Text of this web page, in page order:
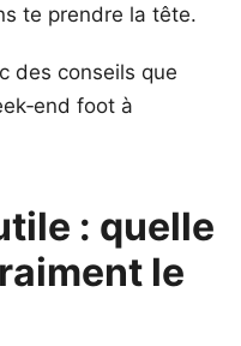
te prendre la tête.
des conseils que
foot à
: quelle
le